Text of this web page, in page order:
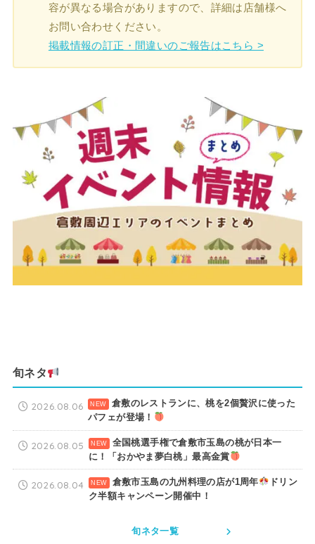
容が異なる場合がありますので、詳細は店舗様へ
お問い合わせください。
掲載情報の訂正・間違いのご報告はこちら >
旬ネタ
倉敷のレストランに、桃を2個贅沢に使った
パフェが登場！
2026.08.06
全国桃選手権で倉敷市玉島の桃が日本一
に！「おかやま夢白桃」最高金賞
2026.08.05
倉敷市玉島の九州料理の店が1周年
ドリン
ク半額キャンペーン開催中！
2026.08.04
旬ネタ一覧